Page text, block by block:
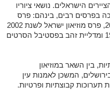
הישראלים. נושאי ציוריו
בפרסים רבים, בינהם: פרס
שיף לאמנות פיגורטיבית-ריאליסטית לשנת 2014, פרס מוזיאון ישראל לשנת 2002
לאמן ישראלי, פרס ירושלים לציור ולפיסול 1995 ומדליית זהב בפסטיבל הסרטים
בין השאר במוזיאון
המשכן לאמנות עין
תערוכות קבוצתיות ופרטיות.